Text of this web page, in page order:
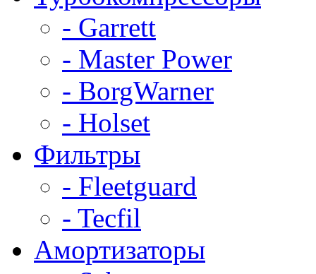
- Garrett
- Master Power
- BorgWarner
- Holset
Фильтры
- Fleetguard
- Tecfil
Амортизаторы